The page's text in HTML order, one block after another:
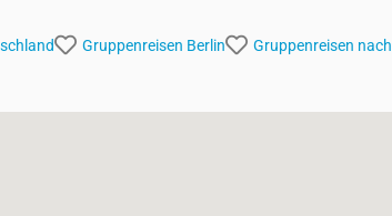
Gruppenreisen Berlin Gruppenreisen nach